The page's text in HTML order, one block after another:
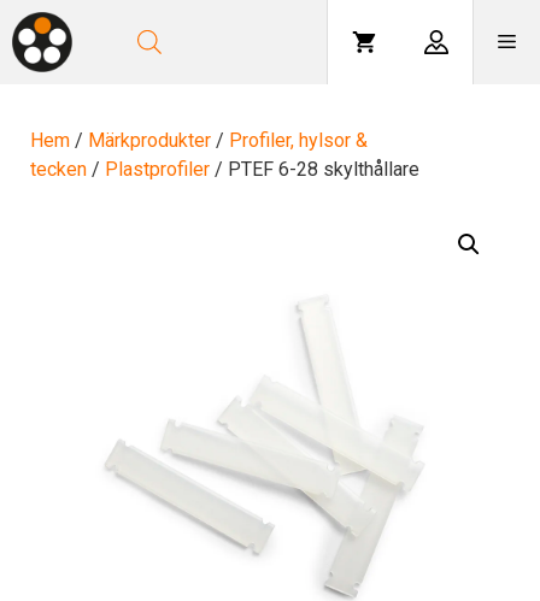
Hoppa
till
innehåll
Hem / Märkprodukter / Profiler, hylsor &
tecken / Plastprofiler / PTEF 6-28 skylthållare